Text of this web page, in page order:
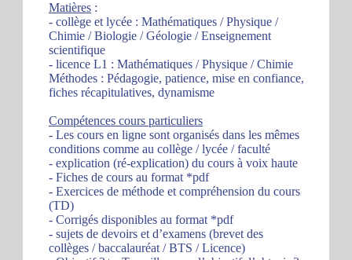
Matières :
- collège et lycée : Mathématiques / Physique /
Chimie / Biologie / Géologie / Enseignement
scientifique
- licence L1 : Mathématiques / Physique / Chimie
Méthodes : Pédagogie, patience, mise en confiance,
fiches récapitulatives, dynamisme
Compétences cours particuliers
- Les cours en ligne sont organisés dans les mêmes
conditions comme au collège / lycée / faculté
- explication (ré-explication) du cours à voix haute
- Fiches de cours au format *pdf
- Exercices de méthode et compréhension du cours
(TD)
- Corrigés disponibles au format *pdf
- sujets de devoirs et d’examens (brevet des
collèges / baccalauréat / BTS / Licence)